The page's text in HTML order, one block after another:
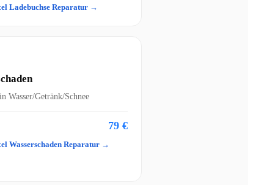
Ladebuchse Reparatur →
Wasser/Getränk/Schnee
79 €
Wasserschaden Reparatur →